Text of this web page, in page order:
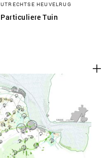
UTRECHTSE HEUVELRUG
Particuliere Tuin